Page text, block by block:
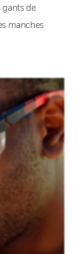
gants de
manches